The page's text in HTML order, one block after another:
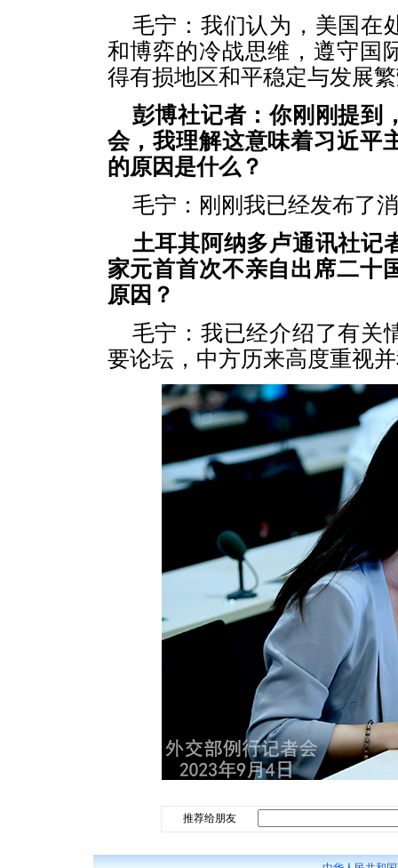
毛宁：我们认为，美国在
和博弈的冷战思维，遵守国
得有损地区和平稳定与发展
彭博社记者：你刚刚提到
会，我理解这意味着习近平
的原因是什么？
毛宁：刚刚我已经发布了
土耳其阿纳多卢通讯社记
家元首首次不亲自出席二十
原因？
毛宁：我已经介绍了有关
要论坛，中方历来高度重视
推荐给朋友